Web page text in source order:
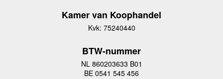
Kamer van Koophandel
Kvk: 75240440
BTW-nummer
NL 860203633 B01
BE 0541 545 456